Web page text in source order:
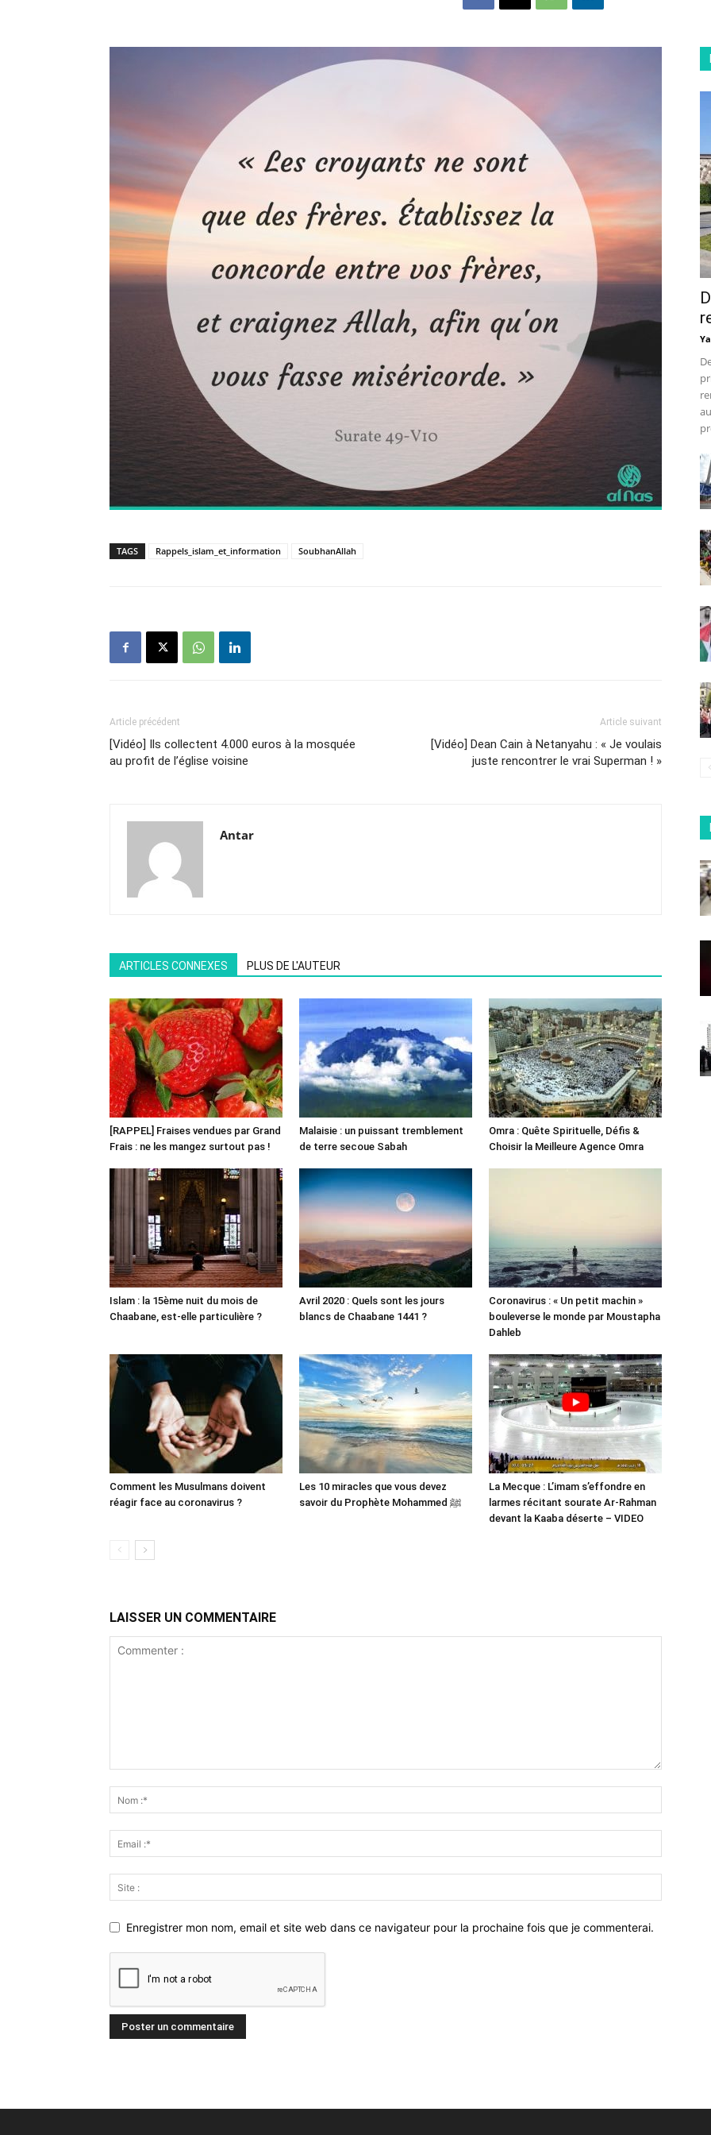
TAGS Rappels_islam_et_information SoubhanAllah
Article précédent
[Vidéo] Ils collectent 4.000 euros à la mosquée
au profit de l’église voisine
Article suivant
[Vidéo] Dean Cain à Netanyahu : « Je voulais
juste rencontrer le vrai Superman ! »
Antar
ARTICLES CONNEXES PLUS DE L'AUTEUR
[RAPPEL] Fraises vendues par Grand
Frais : ne les mangez surtout pas !
Malaisie : un puissant tremblement
de terre secoue Sabah
Omra : Quête Spirituelle, Défis &
Choisir la Meilleure Agence Omra
Islam : la 15ème nuit du mois de
Chaabane, est-elle particulière ?
Avril 2020 : Quels sont les jours
blancs de Chaabane 1441 ?
Coronavirus : « Un petit machin »
bouleverse le monde par Moustapha
Dahleb
Comment les Musulmans doivent
réagir face au coronavirus ?
Les 10 miracles que vous devez
savoir du Prophète Mohammed ﷺ
La Mecque : L’imam s’effondre en
larmes récitant sourate Ar-Rahman
devant la Kaaba déserte – VIDEO
LAISSER UN COMMENTAIRE
Enregistrer mon nom, email et site web dans ce navigateur pour la prochaine fois que je commenterai.